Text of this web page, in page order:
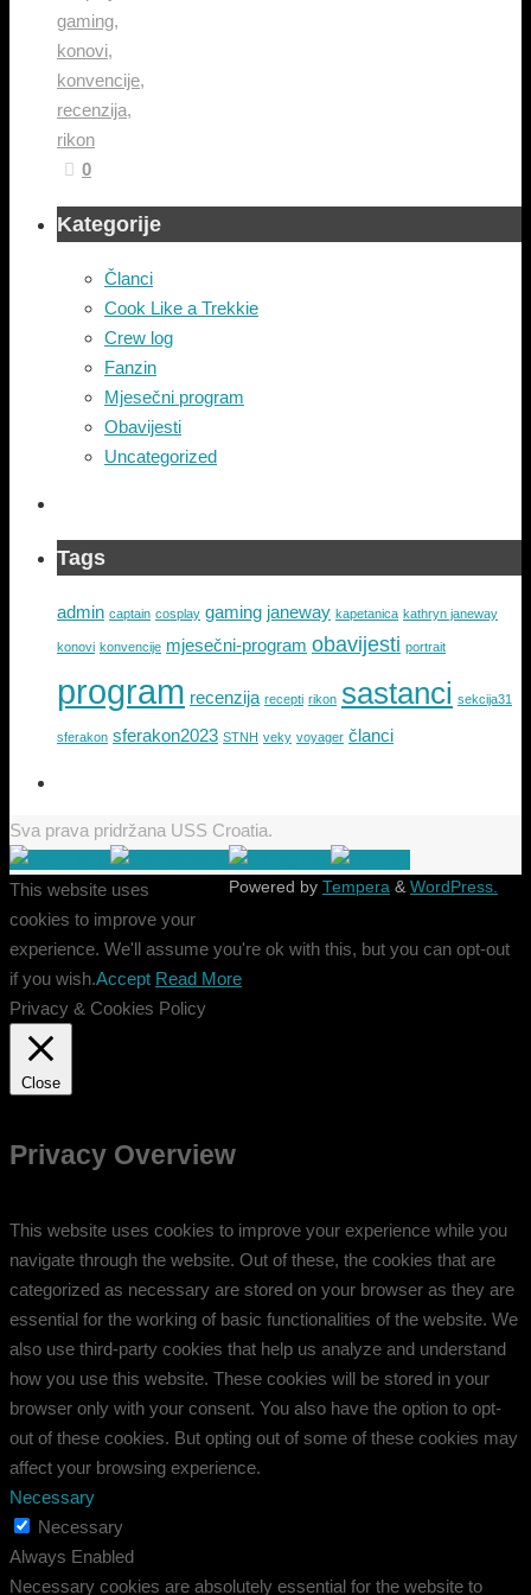
gaming,
konovi,
konvencije,
recenzija,
rikon
0
Kategorije
Članci
Cook Like a Trekkie
Crew log
Fanzin
Mjesečni program
Obavijesti
Uncategorized
Tags
admin captain cosplay gaming janeway kapetanica kathryn janeway
konovi konvencije mjesečni-program obavijesti portrait
program recenzija recepti rikon sastanci sekcija31
sferakon sferakon2023 STNH veky voyager članci
Sva prava pridržana USS Croatia.
Powered by Tempera & WordPress.
This website uses
cookies to improve your
experience. We'll assume you're ok with this, but you can opt-out
if you wish.Accept Read More
Privacy & Cookies Policy
Close
Privacy Overview
This website uses cookies to improve your experience while you
navigate through the website. Out of these, the cookies that are
categorized as necessary are stored on your browser as they are
essential for the working of basic functionalities of the website. We
also use third-party cookies that help us analyze and understand
how you use this website. These cookies will be stored in your
browser only with your consent. You also have the option to opt-
out of these cookies. But opting out of some of these cookies may
affect your browsing experience.
Necessary
Necessary
Always Enabled
Necessary cookies are absolutely essential for the website to